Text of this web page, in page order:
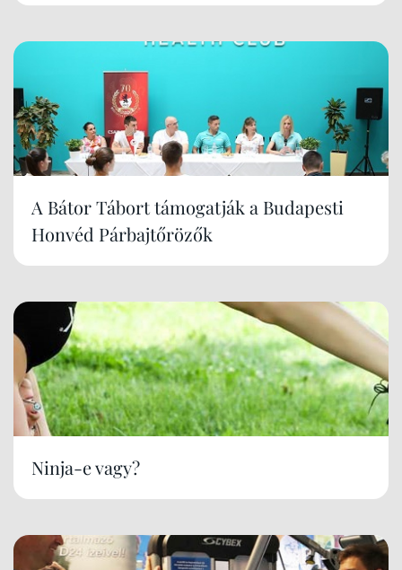
A Bátor Tábort támogatják a Budapesti
Honvéd Párbajtőrözők
Ninja-e vagy?